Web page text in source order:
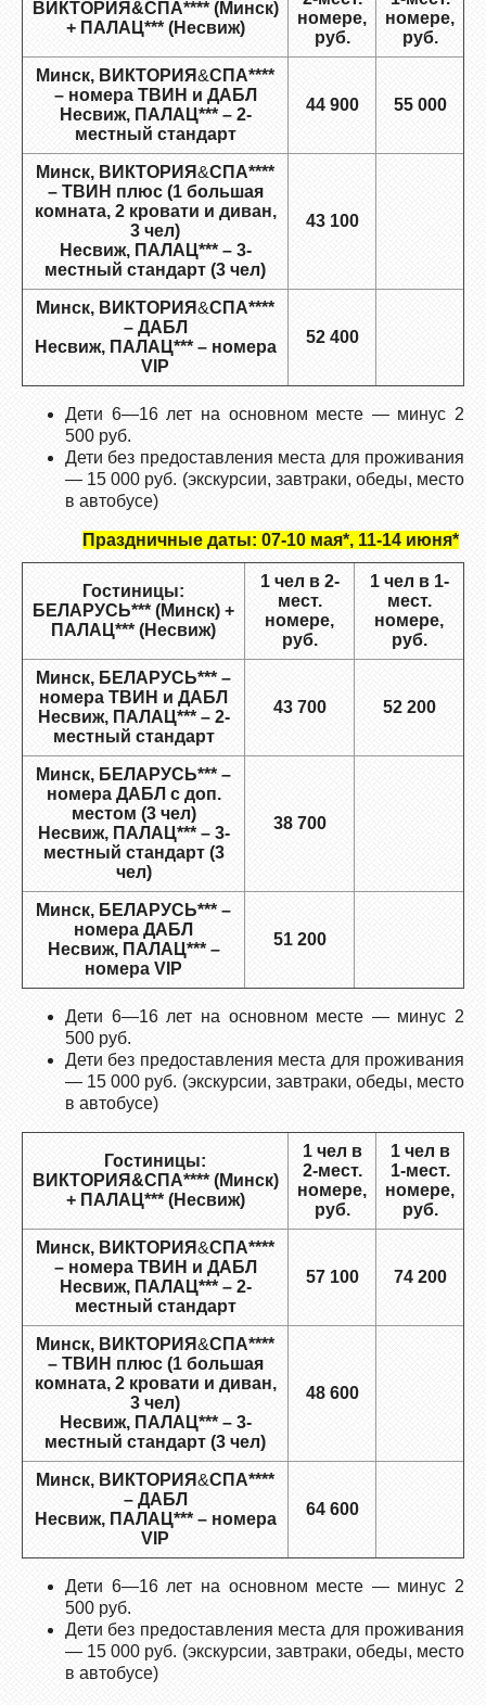
ВИКТОРИЯ&СПА**** (Минск)
+ ПАЛАЦ*** (Несвиж)
номере,
руб.
номере,
руб.
Минск, ВИКТОРИЯ&СПА****
– номера ТВИН и ДАБЛ
Несвиж, ПАЛАЦ*** – 2-
местный стандарт
44 900 55 000
Минск, ВИКТОРИЯ&СПА****
– ТВИН плюс (1 большая
комната, 2 кровати и диван,
3 чел)
Несвиж, ПАЛАЦ*** – 3-
местный стандарт (3 чел)
43 100
Минск, ВИКТОРИЯ&СПА****
– ДАБЛ
Несвиж, ПАЛАЦ*** – номера
VIP
52 400
Дети 6—16 лет на основном месте — минус 2
500 руб.
Дети без предоставления места для проживания
— 15 000 руб. (экскурсии, завтраки, обеды, место
в автобусе)
Праздничные даты: 07-10 мая*, 11-14 июня*
Гостиницы:
БЕЛАРУСЬ*** (Минск) +
ПАЛАЦ*** (Несвиж)
1 чел в 2-
мест.
номере,
руб.
1 чел в 1-
мест.
номере,
руб.
Минск, БЕЛАРУСЬ*** –
номера ТВИН и ДАБЛ
Несвиж, ПАЛАЦ*** – 2-
местный стандарт
43 700 52 200
Минск, БЕЛАРУСЬ*** –
номера ДАБЛ с доп.
местом (3 чел)
Несвиж, ПАЛАЦ*** – 3-
местный стандарт (3
чел)
38 700
Минск, БЕЛАРУСЬ*** –
номера ДАБЛ
Несвиж, ПАЛАЦ*** –
номера VIP
51 200
Дети 6—16 лет на основном месте — минус 2
500 руб.
Дети без предоставления места для проживания
— 15 000 руб. (экскурсии, завтраки, обеды, место
в автобусе)
Гостиницы:
ВИКТОРИЯ&СПА**** (Минск)
+ ПАЛАЦ*** (Несвиж)
1 чел в
2-мест.
номере,
руб.
1 чел в
1-мест.
номере,
руб.
Минск, ВИКТОРИЯ&СПА****
– номера ТВИН и ДАБЛ
Несвиж, ПАЛАЦ*** – 2-
местный стандарт
57 100 74 200
Минск, ВИКТОРИЯ&СПА****
– ТВИН плюс (1 большая
комната, 2 кровати и диван,
3 чел)
Несвиж, ПАЛАЦ*** – 3-
местный стандарт (3 чел)
48 600
Минск, ВИКТОРИЯ&СПА****
– ДАБЛ
Несвиж, ПАЛАЦ*** – номера
VIP
64 600
Дети 6—16 лет на основном месте — минус 2
500 руб.
Дети без предоставления места для проживания
— 15 000 руб. (экскурсии, завтраки, обеды, место
в автобусе)